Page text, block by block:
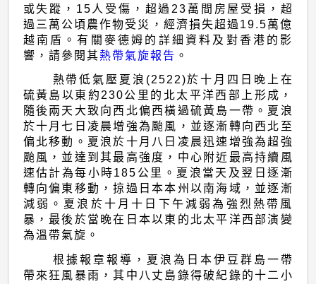
或失蹤，15人受傷，超過23萬間房屋受損，超
過三萬公頃農作物受災，經濟損失超過19.5萬億
越南盾。有關麥德姆的詳細資料及對香港的影
響，請參閱其熱帶氣旋報告 。
熱帶低氣壓夏浪(2522)於十月四日晚上在
硫黃島以東約230公里的北太平洋西部上形成，
隨後兩天大致向西北偏西橫過硫黃島一帶。夏浪
於十月七日凌晨增強為颱風，並逐漸轉向西北至
偏北移動。夏浪於十月八日凌晨迅速增強為超強
颱風，並達到其最高強度，中心附近最高持續風
速估計為每小時185公里。夏浪當天及翌日逐漸
轉向偏東移動，掠過日本本州以南海域，並逐漸
減弱。夏浪於十月十日下午減弱為強烈熱帶風
暴，最後於當晚在日本以東的北太平洋西部演變
為溫帶氣旋。
根據報章報導，夏浪為日本伊豆群島一帶
帶來狂風暴雨，其中八丈島錄得破紀錄的十二小